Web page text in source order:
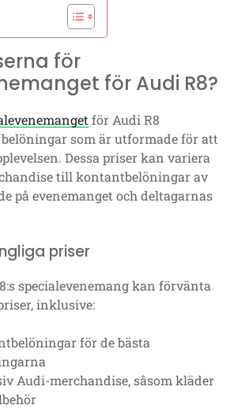
för
för Audi R8?
för Audi R8
som är utformade för att
Dessa priser kan variera
till kontantbelöningar av
på evenemanget och deltagarnas
priser
specialevenemang kan förvänta
inklusive:
för de bästa
Audi-merchandise, såsom kläder